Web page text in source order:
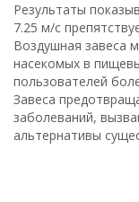
Результаты
7.25 м/с
Воздушная завеса
насекомых в
пользователей
Завеса
заболеваний,
альтернативы